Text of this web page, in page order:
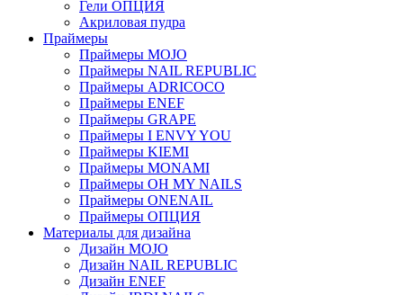
Гели ОПЦИЯ
Акриловая пудра
Праймеры
Праймеры MOJO
Праймеры NAIL REPUBLIC
Праймеры ADRICOCO
Праймеры ENEF
Праймеры GRAPE
Праймеры I ENVY YOU
Праймеры KIEMI
Праймеры MONAMI
Праймеры OH MY NAILS
Праймеры ONENAIL
Праймеры ОПЦИЯ
Материалы для дизайна
Дизайн MOJO
Дизайн NAIL REPUBLIC
Дизайн ENEF